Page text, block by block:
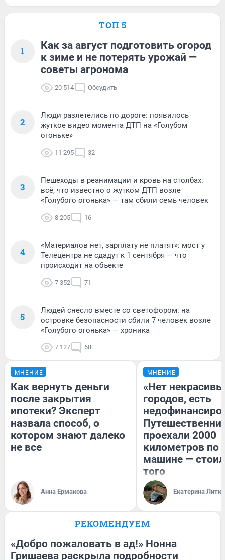
ТОП 5
1
Как за август подготовить огород
к зиме и не потерять урожай —
советы агронома
20 514 Обсудить
2
Люди разлетелись по дороге: появилось
жуткое видео момента ДТП на «Голубом
огоньке»
11 295 32
3
Пешеходы в реанимации и кровь на столбах:
всё, что известно о жутком ДТП возле
«Голубого огонька» — там сбили семь человек
8 205 16
4
«Материалов нет, зарплату не платят»: мост у
Телецентра не сдадут к 1 сентября — что
происходит на объекте
7 352 71
5
Людей снесло вместе со светофором: на
островке безопасности сбили 7 человек возле
«Голубого огонька» — хроника
7 127 68
МНЕНИЕ
Как вернуть деньги
после закрытия
ипотеки? Эксперт
назвала способ, о
котором знают далеко
не все
Анна Ермакова
МНЕНИЕ
«Нет
городов, есть
проехали 2000
километров по
машине —
того
Екатерина
РЕКОМЕНДУЕМ
«Добро пожаловать в ад!» Нонна
Гришаева раскрыла подробности